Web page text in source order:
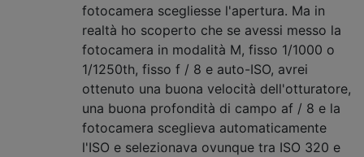
fotocamera scegliesse l'apertura. Ma in
realtà ho scoperto che se avessi messo la
fotocamera in modalità M, fisso 1/1000 o
1/1250th, fisso f / 8 e auto-ISO, avrei
ottenuto una buona velocità dell'otturatore,
una buona profondità di campo af / 8 e la
fotocamera sceglieva automaticamente
l'ISO e selezionava ovunque tra ISO 320 e